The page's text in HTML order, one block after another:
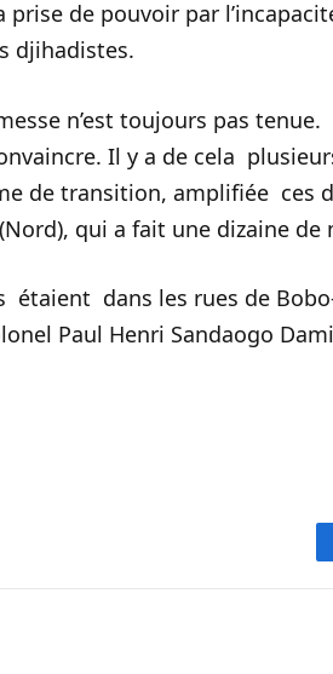
de pouvoir par
djihadistes.
n’est toujours pas tenue.
Il y a de cela
de transition, amplifiée ces
qui a fait une dizaine de
étaient dans les rues de
Paul Henri Sandaogo